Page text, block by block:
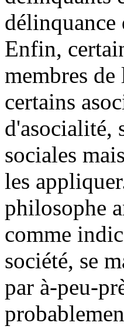
délinquance
Enfin,
membres
certains
d'asocialité,
sociales
les
philosophe
comme
société, se
par à-peu-